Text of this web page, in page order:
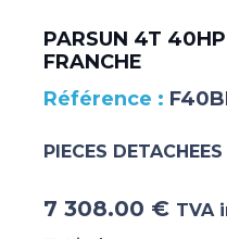
PARSUN 4T
FRANCHE
PIECES
7 308.00 € TVA